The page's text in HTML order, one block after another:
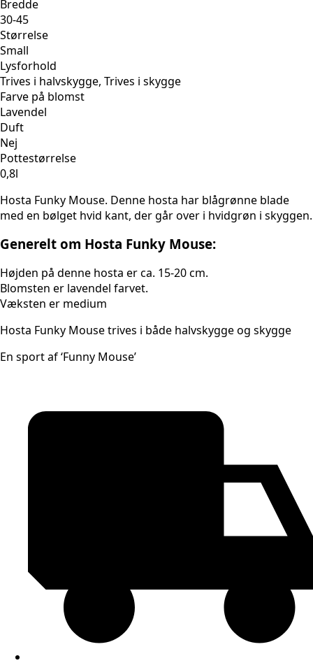
Bredde
30-45
Størrelse
Small
Lysforhold
Trives i halvskygge, Trives i skygge
Farve på blomst
Lavendel
Duft
Nej
Pottestørrelse
0,8l
Hosta Funky Mouse. Denne hosta har blågrønne blade
med en bølget hvid kant, der går over i hvidgrøn i skyggen.
Generelt om Hosta Funky Mouse:
Højden på denne hosta er ca. 15-20 cm.
Blomsten er lavendel farvet.
Væksten er medium
Hosta Funky Mouse trives i både halvskygge og skygge
En sport af ‘Funny Mouse’